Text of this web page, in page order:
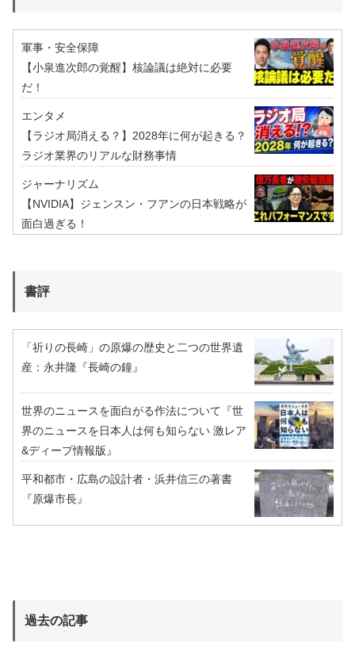
軍事・安全保障
【小泉進次郎の覚醒】核論議は絶対に必要
だ！
エンタメ
【ラジオ局消える？】2028年に何が起きる？
ラジオ業界のリアルな財務事情
ジャーナリズム
【NVIDIA】ジェンスン・フアンの日本戦略が
面白過ぎる！
書評
「祈りの長崎」の原爆の歴史と二つの世界遺
産：永井隆『長崎の鐘』
世界のニュースを面白がる作法について『世
界のニュースを日本人は何も知らない 激レア
&ディープ情報版』
平和都市・広島の設計者・浜井信三の著書
『原爆市長』
過去の記事